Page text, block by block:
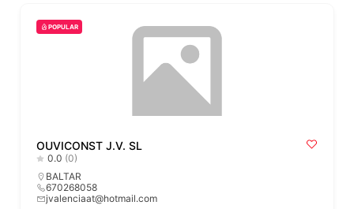
POPULAR
OUVICONST J.V. SL
0.0 (0)
BALTAR
670268058
jvalenciaat@hotmail.com